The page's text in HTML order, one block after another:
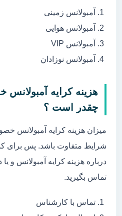
آمبولانس زمینی
آمبولانس هوایی
آمبولانس VIP
آمبولانس نوزادان
هزینه کرایه
چقدر است ؟
میزان هزینه کرایه آمبولانس
شرایط متفاوت باشد. پس برای
درباره هزینه کرایه آمبولانس و
تماس بگیرید.
تماس با کارشناس